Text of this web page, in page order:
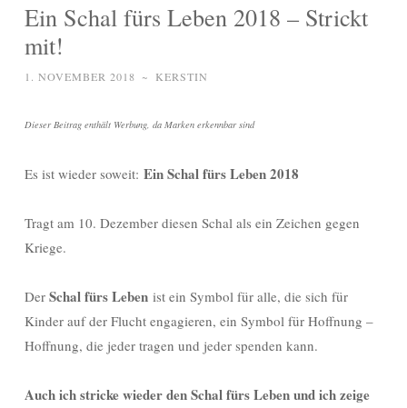
Ein Schal fürs Leben 2018 – Strickt
mit!
1. NOVEMBER 2018 ~ KERSTIN
Dieser Beitrag enthält Werbung, da Marken erkennbar sind
Es ist wieder soweit: Ein Schal fürs Leben 2018
Tragt am 10. Dezember diesen Schal als ein Zeichen gegen
Kriege.
Der Schal fürs Leben ist ein Symbol für alle, die sich für
Kinder auf der Flucht engagieren, ein Symbol für Hoffnung –
Hoffnung, die jeder tragen und jeder spenden kann.
Auch ich stricke wieder den Schal fürs Leben und ich zeige